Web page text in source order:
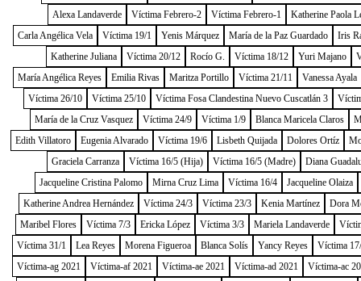
Alexa Landaverde
Víctima Febrero-2 Víctima Febrero-1
Katherine Paola
Carla Angélica Vela
Víctima 19/1 Yenis Márquez María de la Paz Guardado
Iris
Katherine Juliana
Víctima 20/12 Rocío G. Víctima 18/12 Yuri Majano
María Angélica Reyes
Emilia Rivas Maritza Portillo Víctima 21/11
Vanessa Ayala
Víctima 26/10
Víctima 25/10 Víctima Fosa Clandestina Nuevo Cuscatlán 3
María de la Cruz Vasquez
Víctima 24/9 Víctima 1/9 Blanca Maricela Claros
Edith Villatoro
Eugenia Alvarado Víctima 19/6 Lisbeth Quijada Dolores Ortíz
Graciela Carranza
Víctima 16/5 (Hija) Víctima 16/5 (Madre)
Diana
Jacqueline Cristina Palomo
Mirna Cruz Lima Víctima 16/4
Jacqueline Olaiza
Katherine Andrea Hernández
Víctima 24/3 Víctima 23/3 Kenia Martínez
Dora
Maribel Flores
Víctima 7/3 Ericka López Víctima 3/3 Mariela Landaverde
Víctima 31/1
Lea Reyes Morena Figueroa Blanca Solís Yancy Reyes
Víctima
Víctima-ag 2021
Víctima-af 2021 Víctima-ae 2021 Víctima-ad 2021
Víctima-ac